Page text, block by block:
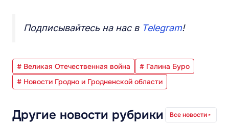
Подписывайтесь на нас в Telegram!
# Великая Отечественная война
# Галина Буро
# Новости Гродно и Гродненской области
Другие новости рубрики Все новости